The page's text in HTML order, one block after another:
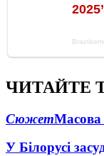
ЧИТАЙТЕ
СюжетМасова
У Білорусі